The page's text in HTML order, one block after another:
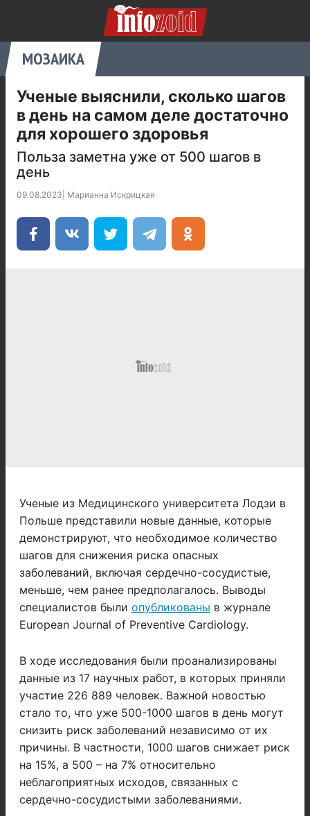
МОЗАИКА
Ученые выяснили, сколько шагов
в день на самом деле достаточно
для хорошего здоровья
Польза заметна уже от 500 шагов в
день
09.08.2023 Марианна Искрицкая
Ученые из Медицинского университета Лодзи в
Польше представили новые данные, которые
демонстрируют, что необходимое количество
шагов для снижения риска опасных
заболеваний, включая сердечно-сосудистые,
меньше, чем ранее предполагалось. Выводы
специалистов были опубликованы в журнале
European Journal of Preventive Cardiology.
В ходе исследования были проанализированы
данные из 17 научных работ, в которых приняли
участие 226 889 человек. Важной новостью
стало то, что уже 500-1000 шагов в день могут
снизить риск заболеваний независимо от их
причины. В частности, 1000 шагов снижает риск
на 15%, а 500 – на 7% относительно
неблагоприятных исходов, связанных с
сердечно-сосудистыми заболеваниями.